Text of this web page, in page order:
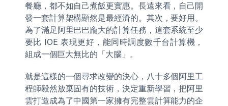
餐廳，都不如自己煮飯更實惠。長遠來看，自己開
發一套計算架構顯然是最經濟的。其次，要好用。
為了滿足阿里巴巴龐大的計算任務，這套系統至少
要比 IOE 表現更好，能同時調度數千台計算機，
組成一個巨大無比的「大腦」。
就是這樣的一個尋求改變的決心，八十多個阿里工
程師毅然放棄固有的技術，決定重新學習，把阿里
雲打造成為了中國第一家擁有完整雲計算能力的企